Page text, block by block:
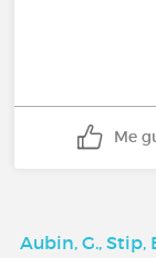
Me
Aubin, G., Stip,